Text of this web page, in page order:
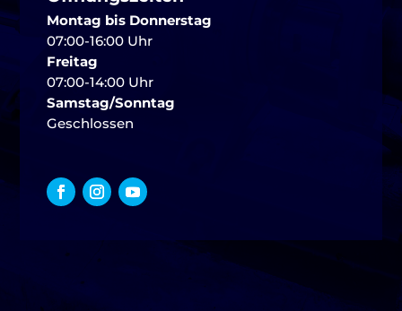
Montag bis Donnerstag
07:00-16:00 Uhr
Freitag
07:00-14:00 Uhr
Samstag/Sonntag
Geschlossen